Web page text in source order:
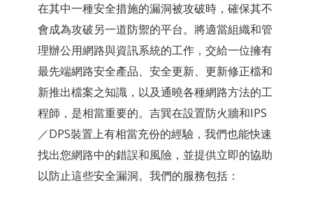
在其中一種安全措施的漏洞被攻破時，確保其不
會成為攻破另一道防禦的平台。將適當組織和管
理辦公用網路與資訊系統的工作，交給一位擁有
最先端網路安全產品、安全更新、更新修正檔和
新推出檔案之知識，以及通曉各種網路方法的工
程師，是相當重要的。吉巽在設置防火牆和IPS
／DPS裝置上有相當充份的經驗，我們也能快速
找出您網路中的錯誤和風險，並提供立即的協助
以防止這些安全漏洞。我們的服務包括：